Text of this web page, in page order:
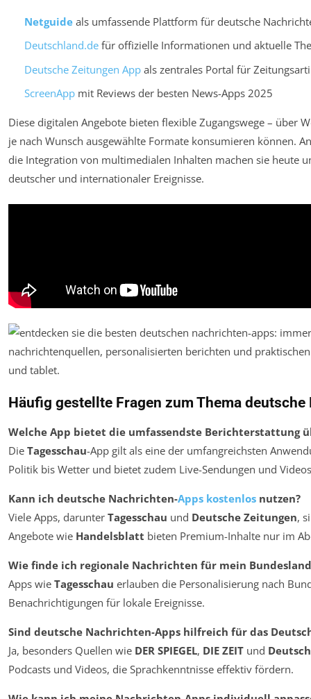
Netguideals umfassende Plattform für deutsche
Deutschland.defür offizielle Informationen und aktuelle
Deutsche Zeitungen Appals zentrales Portal für
ScreenAppmit Reviews der besten News-Apps 2025
Diese digitalen Angebote bieten flexible Zugangswege – über
je nach Wunsch ausgewählte Formate konsumieren können.
die Integration von multimedialen Inhalten machen sie heute
deutscher und internationaler Ereignisse.
Häufig gestellte Fragen zum Thema
Welche App bietet die umfassendste Berichterstattung
Die Tagesschau-App gilt als eine der umfangreichsten
Politik bis Wetter und bietet zudem Live-Sendungen und
Kann ich deutsche Nachrichten-Apps kostenlos nutzen?
Viele Apps, darunter Tagesschau und Deutsche Zeitungen,
Angebote wie Handelsblatt bieten Premium-Inhalte nur im
Wie finde ich regionale Nachrichten für mein
Apps wie Tagesschau erlauben die Personalisierung nach
Benachrichtigungen für lokale Ereignisse.
Sind deutsche Nachrichten-Apps hilfreich für das
Ja, besonders Quellen wie DER SPIEGEL, DIE ZEIT und
Podcasts und Videos, die Sprachkenntnisse effektiv fördern.